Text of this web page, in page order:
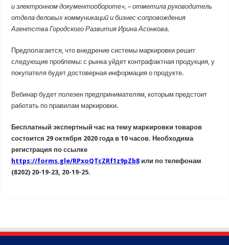
и электронном документообороте», – отметила руководитель
отдела деловых коммуникаций и бизнес-сопровождения
Агентства Городского Развития Ирина Асонкова.
Предполагается, что внедрение системы маркировки решит
следующие проблемы: с рынка уйдет контрафактная продукция, у
покупателя будет достоверная информация о продукте.
Вебинар будет полезен предпринимателям, которым предстоит
работать по правилам маркировки.
Бесплатный экспертный час на тему маркировки товаров
состоится 29 октября 2020 года в 10 часов. Необходима
регистрация по ссылке
https://forms.gle/RPxoQTcZRf1z9pZb8 или по телефонам
(8202) 20-19-23, 20-19-25.